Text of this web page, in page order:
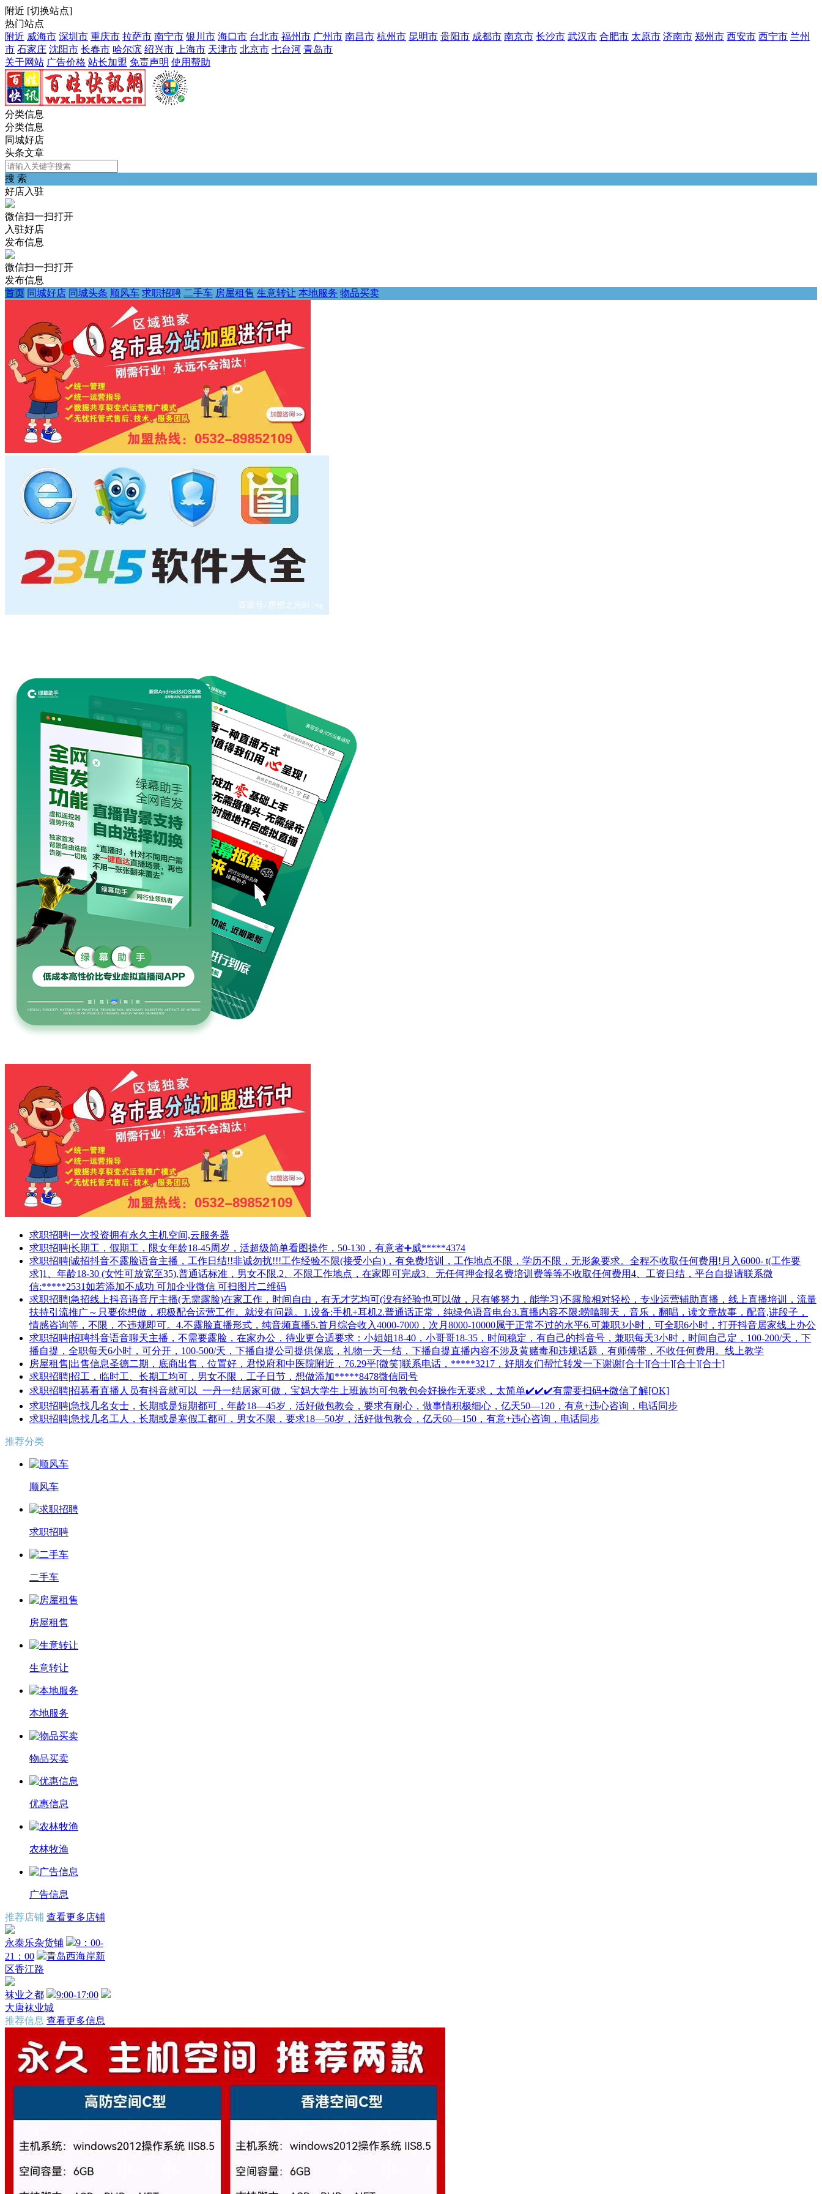
附近 [切换站点]
热门站点
附近 威海市 深圳市 重庆市 拉萨市 南宁市 银川市 海口市 台北市 福州市 广州市 南昌市 杭州市 昆明市 贵阳市 成都市 南京市 长沙市 武汉市 合肥市 太原市 济南市 郑州市 西安市 西宁市 兰州
市 石家庄 沈阳市 长春市 哈尔滨 绍兴市 上海市 天津市 北京市 七台河 青岛市
关于网站 广告价格 站长加盟 免责声明 使用帮助
分类信息
分类信息
同城好店
头条文章
搜 索
好店入驻
微信扫一扫打开
入驻好店
发布信息
微信扫一扫打开
发布信息
首页 同城好店 同城头条 顺风车 求职招聘 二手车 房屋租售 生意转让 本地服务 物品买卖
求职招聘|一次投资拥有永久主机空间,云服务器
求职招聘|长期工，假期工，限女年龄18-45周岁，活超级简单看图操作，50-130，有意者➕威*****4374
求职招聘|诚招抖音不露脸语音主播，工作日结!!非诚勿扰!!!工作经验不限(接受小白)，有免费培训，工作地点不限，学历不限，无形象要求。全程不收取任何费用!月入6000- t(工作要
求]1、年龄18-30 (女性可放宽至35),普通话标准，男女不限.2、不限工作地点，在家即可完成3、无任何押金报名费培训费等等不收取任何费用4、工资日结，平台自提请联系微
信:*****2531如若添加不成功 可加企业微信 可扫图片二维码
求职招聘|急招线上抖音语音厅主播(无需露脸)在家工作，时间自由，有无才艺均可(没有经验也可以做，只有够努力，能学习)不露脸相对轻松，专业运营辅助直播，线上直播培训，流量
扶持引流推广～只要你想做，积极配合运营工作。就没有问题。1.设备:手机+耳机2.普通话正常，纯绿色语音电台3.直播内容不限:唠嗑聊天，音乐，翻唱，读文章故事，配音,讲段子，
情感咨询等，不限，不违规即可。4.不露脸直播形式，纯音频直播5.首月综合收入4000-7000，次月8000-10000属于正常不过的水平6.可兼职3小时，可全职6小时，打开抖音居家线上办公
求职招聘|招聘抖音语音聊天主播，不需要露脸，在家办公，待业更合适要求：小姐姐18-40，小哥哥18-35，时间稳定，有自己的抖音号，兼职每天3小时，时间自己定，100-200/天，下
播自提，全职每天6小时，可分开，100-500/天，下播自提公司提供保底，礼物一天一结，下播自提直播内容不涉及黄赌毒和违规话题，有师傅带，不收任何费用。线上教学
房屋租售|出售信息圣德二期，底商出售，位置好，君悦府和中医院附近，76.29平[微笑]联系电话，*****3217，好朋友们帮忙转发一下谢谢[合十][合十][合十][合十]
求职招聘|招工，临时工、长期工均可，男女不限，工子日节，想做添加*****8478微信同号
求职招聘|招募看直播人员有抖音就可以 一丹一结居家可做，宝妈大学生上班族均可包教包会好操作无要求，太简单✔️✔️✔️有需要扫码➕微信了解[OK]
求职招聘|急找几名女士，长期或是短期都可，年龄18—45岁，活好做包教会，要求有耐心，做事情积极细心，亿天50—120，有意+违心咨询，电话同步
求职招聘|急找几名工人，长期或是寒假工都可，男女不限，要求18—50岁，活好做包教会，亿天60—150，有意+违心咨询，电话同步
推荐分类
顺风车
求职招聘
二手车
房屋租售
生意转让
本地服务
物品买卖
优惠信息
农林牧渔
广告信息
推荐店铺 查看更多店铺
永泰乐杂货铺
9：00-
21：00
青岛西海岸新
区香江路
袜业之都
9:00-17:00
大唐袜业城
推荐信息 查看更多信息